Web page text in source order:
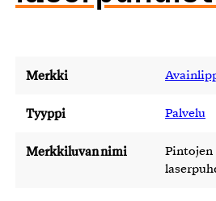
Merkki
Tyyppi Palvelu
Merkkiluvan nimi
Pintojen